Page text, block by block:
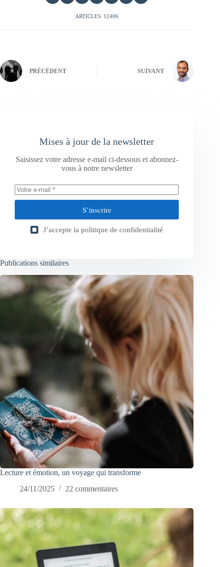
ARTICLES: 12406
PRÉCÉDENT SUIVANT
Mises à jour de la newsletter
Saisissez votre adresse e-mail ci-dessous et abonnez-
vous à notre newsletter
S’inscrire
J’accepte la politique de confidentialité
Publications similaires
Lecture et émotion, un voyage qui transforme
24/11/2025
22 commentaires